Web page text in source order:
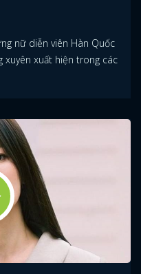
nữ diễn viên Hàn Quốc
xuyên xuất hiện trong các